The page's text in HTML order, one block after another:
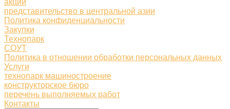
акции
представительство в центральной азии
Политика конфиденциальности
Закупки
Технопарк
СОУТ
Политика в отношении обработки персональных данных
Услуги
технопарк машиностроение
конструкторское бюро
перечень выполняемых работ
Контакты